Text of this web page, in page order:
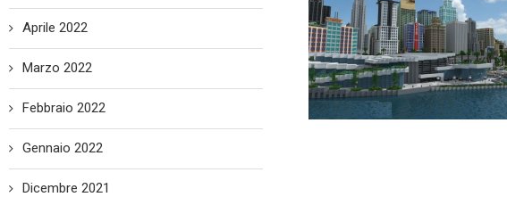
Aprile 2022
Marzo 2022
Febbraio 2022
Gennaio 2022
Dicembre 2021